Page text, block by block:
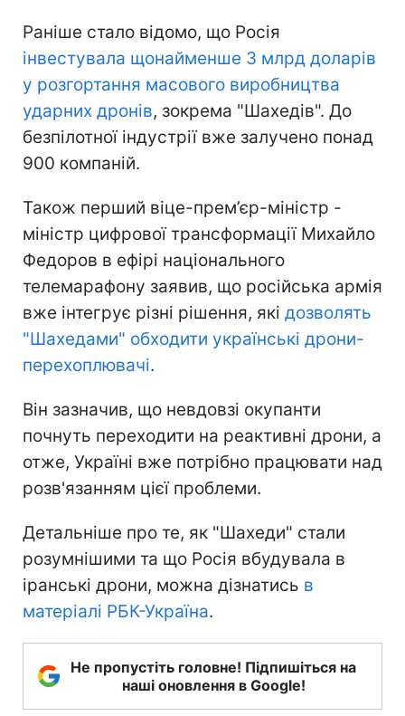
Раніше стало відомо, що Росія
інвестувала щонайменше 3 млрд доларів
у розгортання масового виробництва
ударних дронів, зокрема "Шахедів". До
безпілотної індустрії вже залучено понад
900 компаній.
Також перший віце-прем’єр-міністр -
міністр цифрової трансформації Михайло
Федоров в ефірі національного
телемарафону заявив, що російська армія
вже інтегрує різні рішення, які дозволять
"Шахедами" обходити українські дрони-
перехоплювачі.
Він зазначив, що невдовзі окупанти
почнуть переходити на реактивні дрони, а
отже, Україні вже потрібно працювати над
розв'язанням цієї проблеми.
Детальніше про те, як "Шахеди" стали
розумнішими та що Росія вбудувала в
іранські дрони, можна дізнатись в
матеріалі РБК-Україна.
Не пропустіть головне! Підпишіться на
наші оновлення в Google!